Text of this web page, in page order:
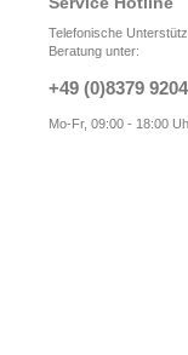
Telefonische
Beratung unter:
+49 (0)8379
Mo-Fr, 09:00 - 18:00